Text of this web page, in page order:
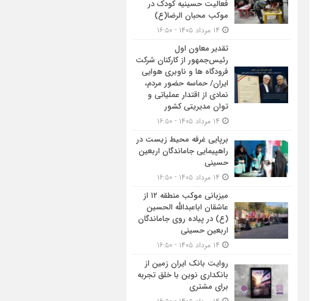
فعالیت حسینیه کودک در
موکب محبان الرضا(ع)
تقدیر معاون اول
رئیس‌جمهور از کارکنان شرکت
فرودگاه ها و ناوبری هوایی
ایران/ حماسه حضور مردم،
نمادی از اقتدار عملیاتی و
توان مدیریتی کشور
برپایی غرفه محیط زیست در
راهپیمایی جاماندگان اربعین
حسینی
میزبانی موکب منطقه ۱۲ از
عاشقان اباعبدالله الحسین
(ع) در پیاده روی جاماندگان
اربعین حسینی
روایت بانک ایران زمین از
بانکداری نوین با خلق تجربه
برای مشتری